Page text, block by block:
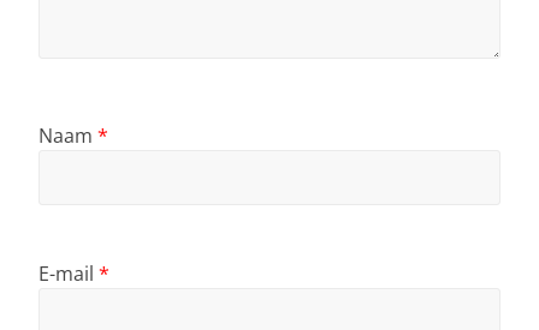
Naam *
E-mail *